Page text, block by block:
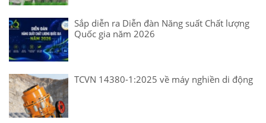
Sắp diễn ra Diễn đàn Năng suất Chất lượng
Quốc gia năm 2026
TCVN 14380-1:2025 về máy nghiền di động